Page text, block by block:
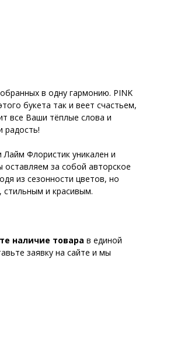
в одну гармонию. PINK
букета так и веет счастьем,
все Ваши тёплые слова и
радость!
Флористик уникален и
за собой авторское
из сезонности цветов, но
стильным и красивым.
наличие товара в единой
заявку на сайте и мы